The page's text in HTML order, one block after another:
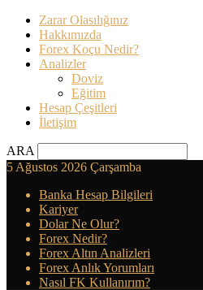
Zarar Olasılığınız
Hakkımızda
Forex Koçu Nedir?
Analizler
Doviz
Eğitim
Hesap Çeşitleri
İletişim
ARA
5 Ağustos 2026 Çarşamba
Banka Hesap Bilgileri
Kariyer
Dolar Ne Olur?
Forex Nedir?
Forex Altın Analizleri
Forex Anlık Yorumları
Nasıl FK Kullanırım?